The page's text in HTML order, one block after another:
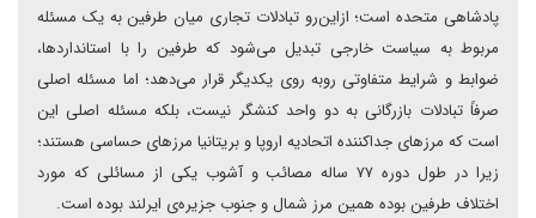
پادشاهی متحده است؛ ازاین‌رو تبادلات تجاری میان طرفین به یک مسئله‌
مربوط به سیاست خارجی تبدیل می‌شود که طرفین را با استانداردها،
ضوابط و شرایط متفاوتی روبه روی یکدیگر قرار می‌دهد؛ اما مسئله‌ اصلی
صرفاً تبادلات بازرگانی به دو واحد کنشگر نیست، بلکه مسئله‌ اصلی این
است که مرزهای جداکننده‌ اتحادیه‌ اروپا و بریتانیا مرزهای حساسی هستند؛
زیرا در طول دوره ۷۷ ساله مصائب و آشوب یکی از مسائلی که مورد
اختلاف طرفین بوده همین مرز شمال و جنوب جزیره‌ی ایرلند بوده است.